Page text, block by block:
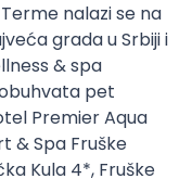
nalazi se na
grada u Srbiji i
& spa
pet
Premier Aqua
& Spa Fruške
Kula 4*, Fruške